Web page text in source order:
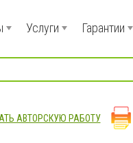
Услуги Гарантии
АВТОРСКУЮ РАБОТУ